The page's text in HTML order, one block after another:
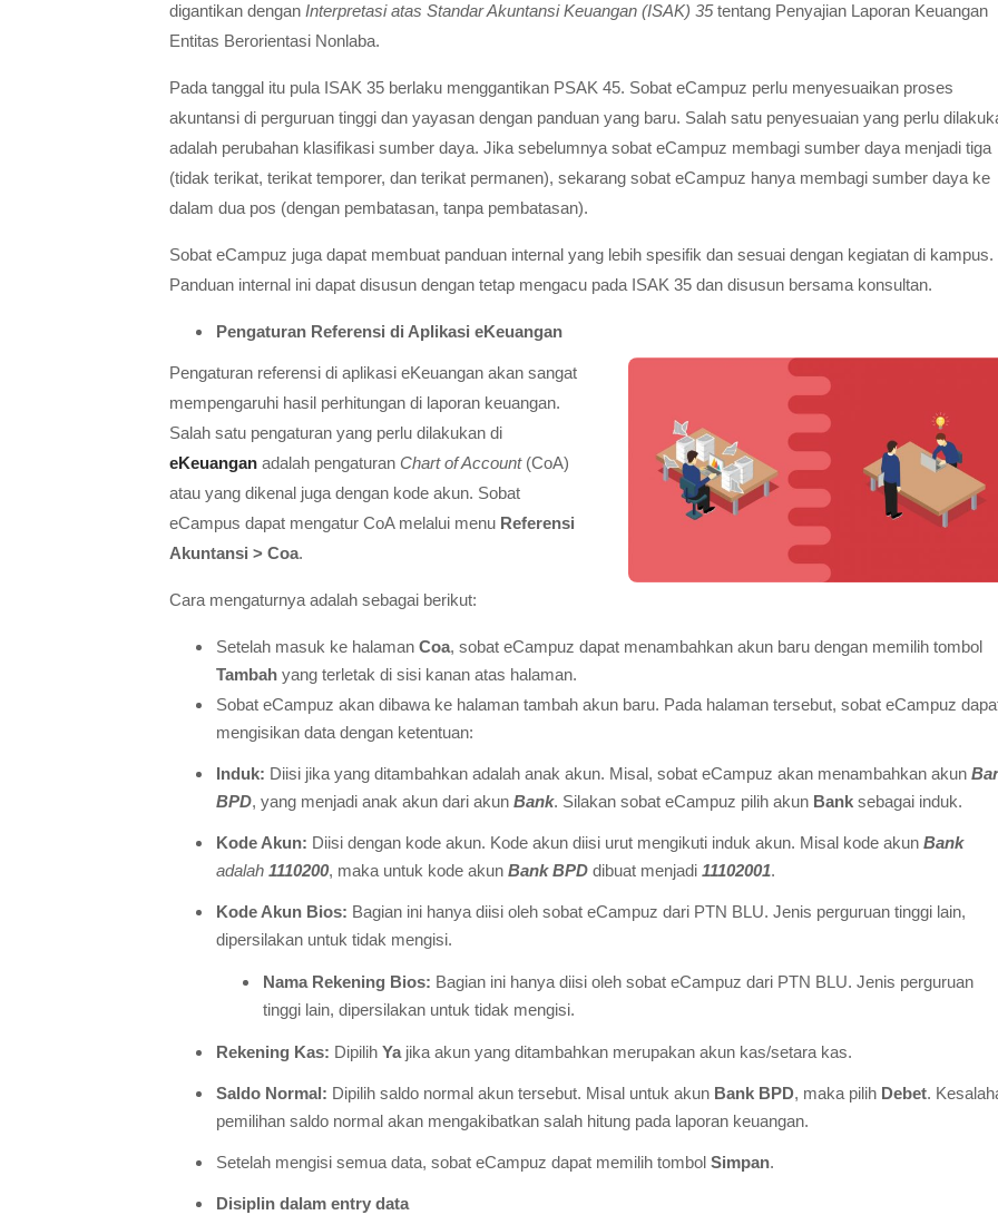
digantikan dengan Interpretasi atas Standar Akuntansi Keuangan (ISAK) 35tentang Penyajian Laporan Keuangan
Entitas Berorientasi Nonlaba.
Pada tanggal itu pula ISAK 35 berlaku menggantikan PSAK 45. Sobat eCampuz perlu menyesuaikan proses
akuntansi di perguruan tinggi dan yayasan dengan panduan yang baru. Salah satu penyesuaian yang perlu
adalah perubahan klasifikasi sumber daya. Jika sebelumnya sobat eCampuz membagi sumber daya menjadi tiga
(tidak terikat, terikat temporer, dan terikat permanen), sekarang sobat eCampuz hanya membagi sumber daya ke
dalam dua pos (dengan pembatasan, tanpa pembatasan).
Sobat eCampuz juga dapat membuat panduan internal yang lebih spesifik dan sesuai dengan kegiatan di kampus.
Panduan internal ini dapat disusun dengan tetap mengacu pada ISAK 35 dan disusun bersama konsultan.
Pengaturan Referensi di Aplikasi eKeuangan
Pengaturan referensi di aplikasi eKeuangan akan sangat
mempengaruhi hasil perhitungan di laporan keuangan.
Salah satu pengaturan yang perlu dilakukan di
eKeuangan adalah pengaturan Chart of Account(CoA)
atau yang dikenal juga dengan kode akun. Sobat
eCampus dapat mengatur CoA melalui menu Referensi
Akuntansi > Coa.
Cara mengaturnya adalah sebagai berikut:
Setelah masuk ke halaman Coa, sobat eCampuz dapat menambahkan akun baru dengan memilih tombol
Tambah yang terletak di sisi kanan atas halaman.
Sobat eCampuz akan dibawa ke halaman tambah akun baru. Pada halaman tersebut, sobat eCampuz
mengisikan data dengan ketentuan:
Induk: Diisi jika yang ditambahkan adalah anak akun. Misal, sobat eCampuz akan menambahkan akun
BPD, yang menjadi anak akun dari akun Bank. Silakan sobat eCampuz pilih akun Bank sebagai induk.
Kode Akun: Diisi dengan kode akun. Kode akun diisi urut mengikuti induk akun. Misal kode akun Bank
adalah 1110200, maka untuk kode akun Bank BPD dibuat menjadi 11102001.
Kode Akun Bios: Bagian ini hanya diisi oleh sobat eCampuz dari PTN BLU. Jenis perguruan tinggi lain,
dipersilakan untuk tidak mengisi.
Nama Rekening Bios: Bagian ini hanya diisi oleh sobat eCampuz dari PTN BLU. Jenis perguruan
tinggi lain, dipersilakan untuk tidak mengisi.
Rekening Kas: Dipilih Ya jika akun yang ditambahkan merupakan akun kas/setara kas.
Saldo Normal: Dipilih saldo normal akun tersebut. Misal untuk akun Bank BPD, maka pilih Debet.
pemilihan saldo normal akan mengakibatkan salah hitung pada laporan keuangan.
Setelah mengisi semua data, sobat eCampuz dapat memilih tombol Simpan.
Disiplin dalam entry data